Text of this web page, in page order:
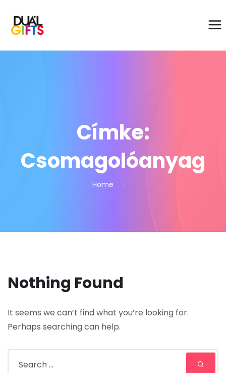
Címke:
Csomagolóanyag
Home
Nothing Found
It seems we can’t find what you’re looking for.
Perhaps searching can help.